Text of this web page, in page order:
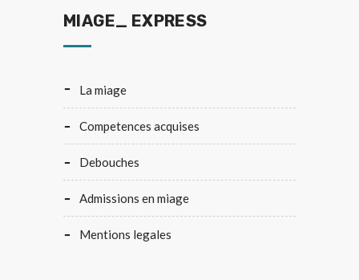
MIAGE_ EXPRESS
la miage
competences acquises
debouches
admissions en miage
mentions legales